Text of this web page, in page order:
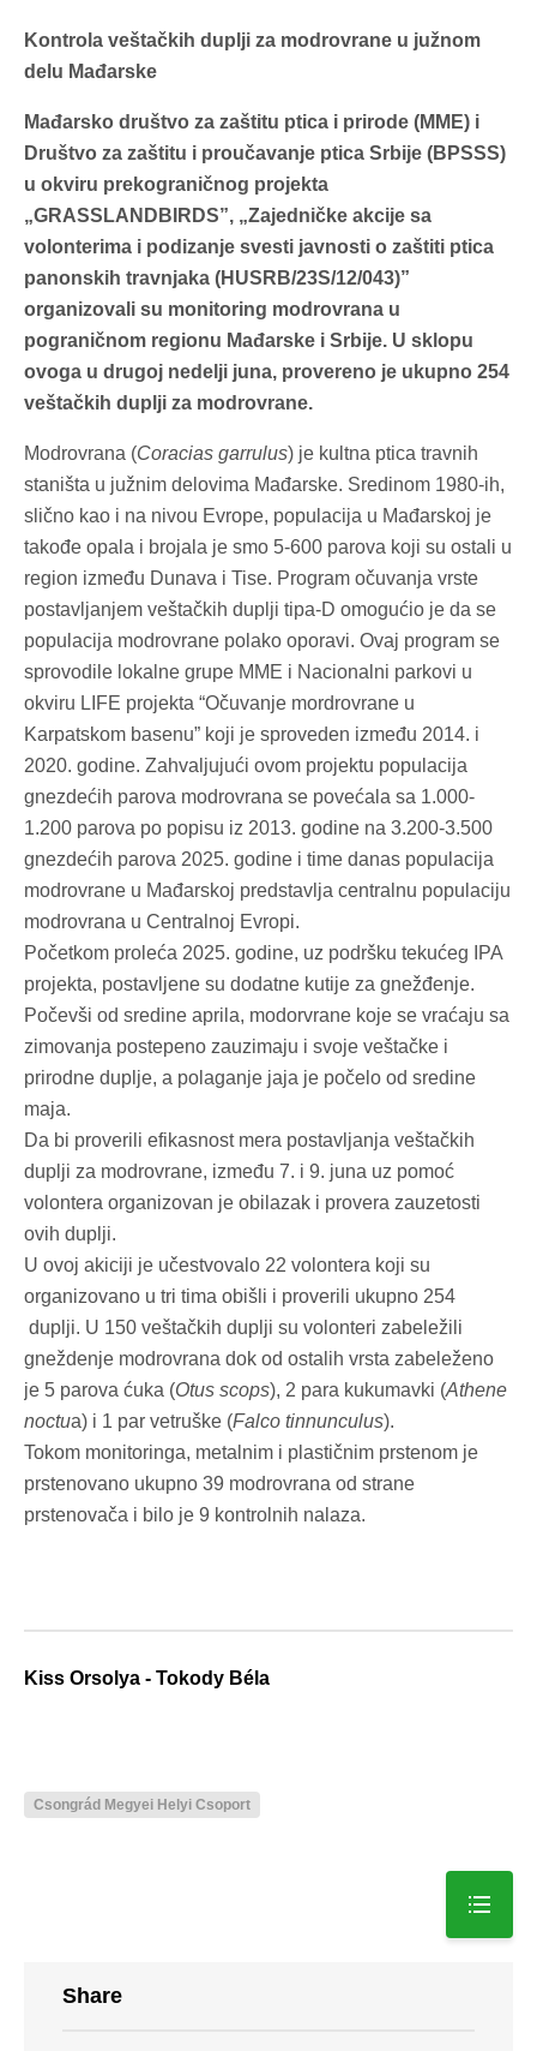
Kontrola veštačkih duplji za modrovrane u južnom
delu Mađarske
Mađarsko društvo za zaštitu ptica i prirode (MME) i
Društvo za zaštitu i proučavanje ptica Srbije (BPSSS)
u okviru prekograničnog projekta
„GRASSLANDBIRDS”, „Zajedničke akcije sa
volonterima i podizanje svesti javnosti o zaštiti ptica
panonskih travnjaka (HUSRB/23S/12/043)”
organizovali su monitoring modrovrana u
pograničnom regionu Mađarske i Srbije. U sklopu
ovoga u drugoj nedelji juna, provereno je ukupno 254
veštačkih duplji za modrovrane.
Modrovrana (Coracias garrulus) je kultna ptica travnih
staništa u južnim delovima Mađarske. Sredinom 1980-ih,
slično kao i na nivou Evrope, populacija u Mađarskoj je
takođe opala i brojala je smo 5-600 parova koji su ostali u
region između Dunava i Tise. Program očuvanja vrste
postavljanjem veštačkih duplji tipa-D omogućio je da se
populacija modrovrane polako oporavi. Ovaj program se
sprovodile lokalne grupe MME i Nacionalni parkovi u
okviru LIFE projekta “Očuvanje mordrovrane u
Karpatskom basenu” koji je sproveden između 2014. i
2020. godine. Zahvaljujući ovom projektu populacija
gnezdećih parova modrovrana se povećala sa 1.000-
1.200 parova po popisu iz 2013. godine na 3.200-3.500
gnezdećih parova 2025. godine i time danas populacija
modrovrane u Mađarskoj predstavlja centralnu populaciju
modrovrana u Centralnoj Evropi.
Početkom proleća 2025. godine, uz podršku tekućeg IPA
projekta, postavljene su dodatne kutije za gnežđenje.
Počevši od sredine aprila, modorvrane koje se vraćaju sa
zimovanja postepeno zauzimaju i svoje veštačke i
prirodne duplje, a polaganje jaja je počelo od sredine
maja.
Da bi proverili efikasnost mera postavljanja veštačkih
duplji za modrovrane, između 7. i 9. juna uz pomoć
volontera organizovan je obilazak i provera zauzetosti
ovih duplji.
U ovoj akiciji je učestvovalo 22 volontera koji su
organizovano u tri tima obišli i proverili ukupno 254
duplji. U 150 veštačkih duplji su volonteri zabeležili
gneždenje modrovrana dok od ostalih vrsta zabeleženo
je 5 parova ćuka (Otus scops), 2 para kukumavki (Athene
noctua) i 1 par vetruške (Falco tinnunculus).
Tokom monitoringa, metalnim i plastičnim prstenom je
prstenovano ukupno 39 modrovrana od strane
prstenovača i bilo je 9 kontrolnih nalaza.
Kiss Orsolya - Tokody Béla
Csongrád Megyei Helyi Csoport
Share